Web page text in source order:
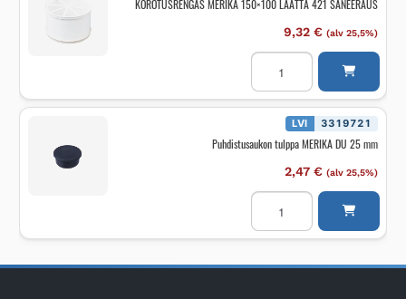
KOROTUSRENGAS MERIKA 150×100 LAATTA 421 SANEERAUS
9,32 € (alv 25,5%)
KOROTUSRENGAS
MERIKA
150x100
LAATTA
421
SANEERAUS
määrä
LVI 3319721
Puhdistusaukon tulppa MERIKA DU 25 mm
2,47 € (alv 25,5%)
Puhdistusaukon
tulppa
MERIKA
DU
määrä